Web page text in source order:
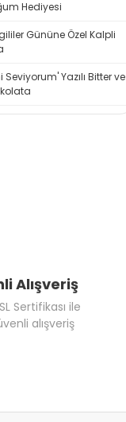
Hediyesi
Gününe Özel Kalpli
Seviyorum' Yazılı Bitter ve
Alışveriş
Sertifikası ile
alışveriş